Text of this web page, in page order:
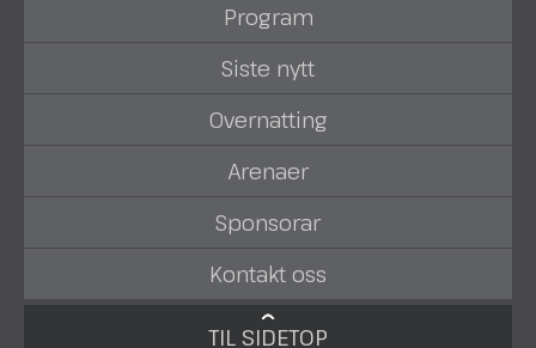
Program
Siste nytt
Overnatting
Arenaer
Sponsorar
Kontakt oss
TIL SIDETOP